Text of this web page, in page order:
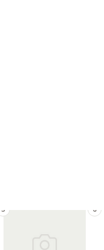
5 6